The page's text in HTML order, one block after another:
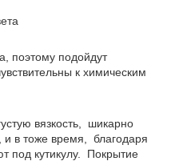
поэтому подойдут
к химическим
вязкость, шикарно
и в тоже время, благодаря
под кутикулу. Покрытие